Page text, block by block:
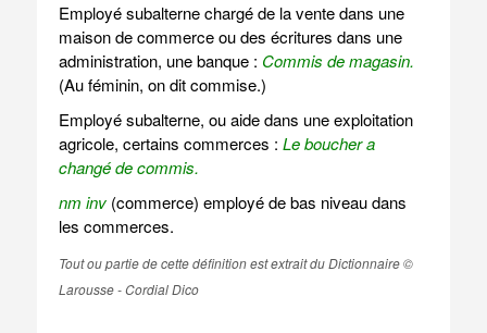
Employé subalterne chargé de la vente dans une
maison de commerce ou des écritures dans une
administration, une banque : Commis de magasin.
(Au féminin, on dit commise.)
Employé subalterne, ou aide dans une exploitation
agricole, certains commerces : Le boucher a
changé de commis.
nm inv(commerce) employé de bas niveau dans
les commerces.
Tout ou partie de cette définition est extrait du Dictionnaire ©
Larousse - Cordial Dico